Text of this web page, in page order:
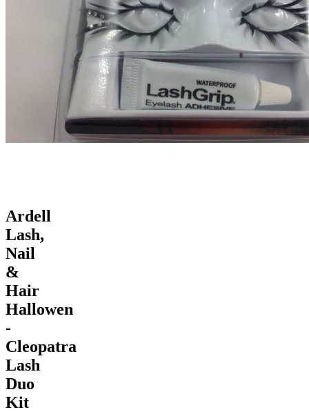
Ardell
Lash,
Nail
&
Hair
Hallowen
-
Cleopatra
Lash
Duo
Kit